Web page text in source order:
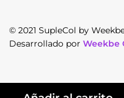
© 2021 SupleCol by
Desarrollado por Weekbe